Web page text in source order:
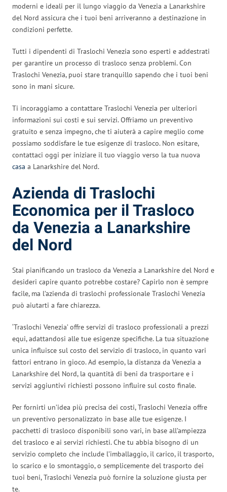
moderni e ideali per il lungo viaggio da Venezia a Lanarkshire
del Nord assicura che i tuoi beni arriveranno a destinazione in
condizioni perfette.
Tutti i dipendenti di Traslochi Venezia sono esperti e addestrati
per garantire un processo di trasloco senza problemi. Con
Traslochi Venezia, puoi stare tranquillo sapendo che i tuoi beni
sono in mani sicure.
Ti incoraggiamo a contattare Traslochi Venezia per ulteriori
informazioni sui costi e sui servizi. Offriamo un preventivo
gratuito e senza impegno, che ti aiuterà a capire meglio come
possiamo soddisfare le tue esigenze di trasloco. Non esitare,
contattaci oggi per iniziare il tuo viaggio verso la tua nuova
casa a Lanarkshire del Nord.
Azienda di Traslochi
Economica per il Trasloco
da Venezia a Lanarkshire
del Nord
Stai pianificando un trasloco da Venezia a Lanarkshire del Nord e
desideri capire quanto potrebbe costare? Capirlo non è sempre
facile, ma l’azienda di traslochi professionale Traslochi Venezia
può aiutarti a fare chiarezza.
‘Traslochi Venezia’ offre servizi di trasloco professionali a prezzi
equi, adattandosi alle tue esigenze specifiche. La tua situazione
unica influisce sul costo del servizio di trasloco, in quanto vari
fattori entrano in gioco. Ad esempio, la distanza da Venezia a
Lanarkshire del Nord, la quantità di beni da trasportare e i
servizi aggiuntivi richiesti possono influire sul costo finale.
Per fornirti un’idea più precisa dei costi, Traslochi Venezia offre
un preventivo personalizzato in base alle tue esigenze. I
pacchetti di trasloco disponibili sono vari, in base all’ampiezza
del trasloco e ai servizi richiesti. Che tu abbia bisogno di un
servizio completo che include l’imballaggio, il carico, il trasporto,
lo scarico e lo smontaggio, o semplicemente del trasporto dei
tuoi beni, Traslochi Venezia può fornire la soluzione giusta per
te.